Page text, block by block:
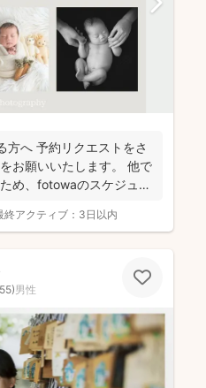
方へ 予約リクエストをさ
お願いいたします。 他で
め、fotowaのスケジュー
終アクティブ： 3日以内
)男性